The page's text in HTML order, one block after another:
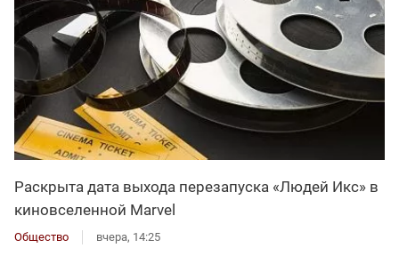
Раскрыта дата выхода перезапуска «Людей Икс» в
киновселенной Marvel
Общество вчера, 14:25